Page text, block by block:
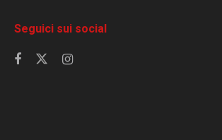
Seguici sui social